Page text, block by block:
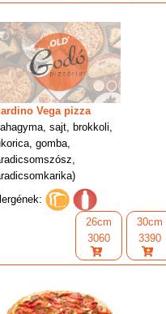
Vega pizza
sajt, brokkoli,
gomba,
26cm
3060
30cm
3390